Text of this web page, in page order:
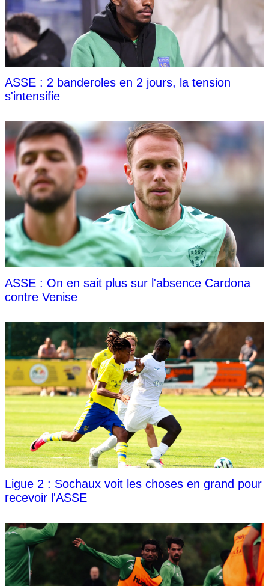
ASSE : 2 banderoles en 2 jours, la tension
s'intensifie
ASSE : On en sait plus sur l'absence Cardona
contre Venise
Ligue 2 : Sochaux voit les choses en grand pour
recevoir l'ASSE